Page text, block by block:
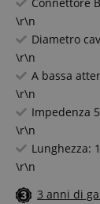
\r\n
Diametro
\r\n
A bassa
\r\n
Impedenza
\r\n
Lunghezza:
\r\n
3 anni di